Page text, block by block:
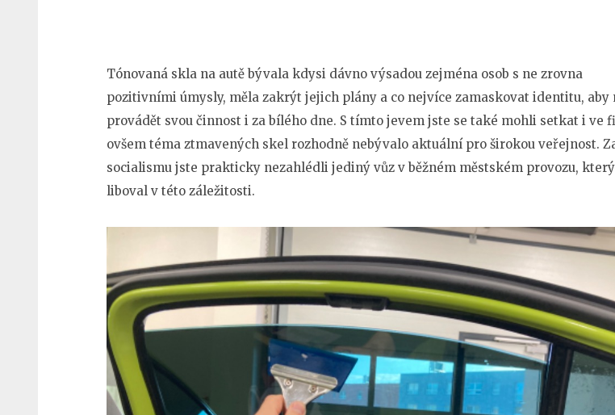
Tónovaná skla na autě bývala kdysi dávno výsadou zejména osob s ne zrovna
pozitivními úmysly, měla zakrýt jejich plány a co nejvíce zamaskovat identitu, aby
provádět svou činnost i za bílého dne. S tímto jevem jste se také mohli setkat i ve
ovšem téma ztmavených skel rozhodně nebývalo aktuální pro širokou veřejnost.
socialismu jste prakticky nezahlédli jediný vůz v běžném městském provozu,
liboval v této záležitosti.